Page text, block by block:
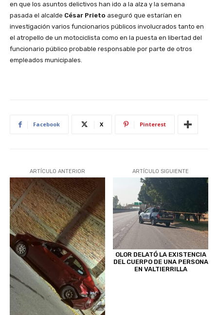
en que los asuntos delictivos han ido a la alza y la semana
pasada el alcalde César Prieto aseguró que estarían en
investigación varios funcionarios públicos involucrados tanto en
el atropello de un motociclista como en la puesta en libertad del
funcionario público probable responsable por parte de otros
empleados municipales.
Facebook X Pinterest
ARTÍCULO ANTERIOR ARTÍCULO SIGUIENTE
OLOR DELATÓ LA EXISTENCIA
DEL CUERPO DE UNA PERSONA
EN VALTIERRILLA